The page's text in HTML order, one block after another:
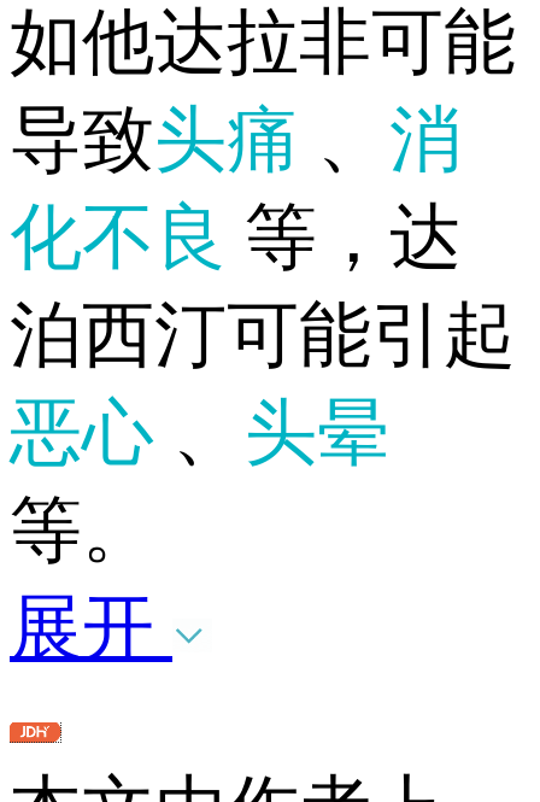
如他达拉非可能
导致头痛 、 消
化不良 等，达
泊西汀可能引起
恶心 、 头晕
等。
展开